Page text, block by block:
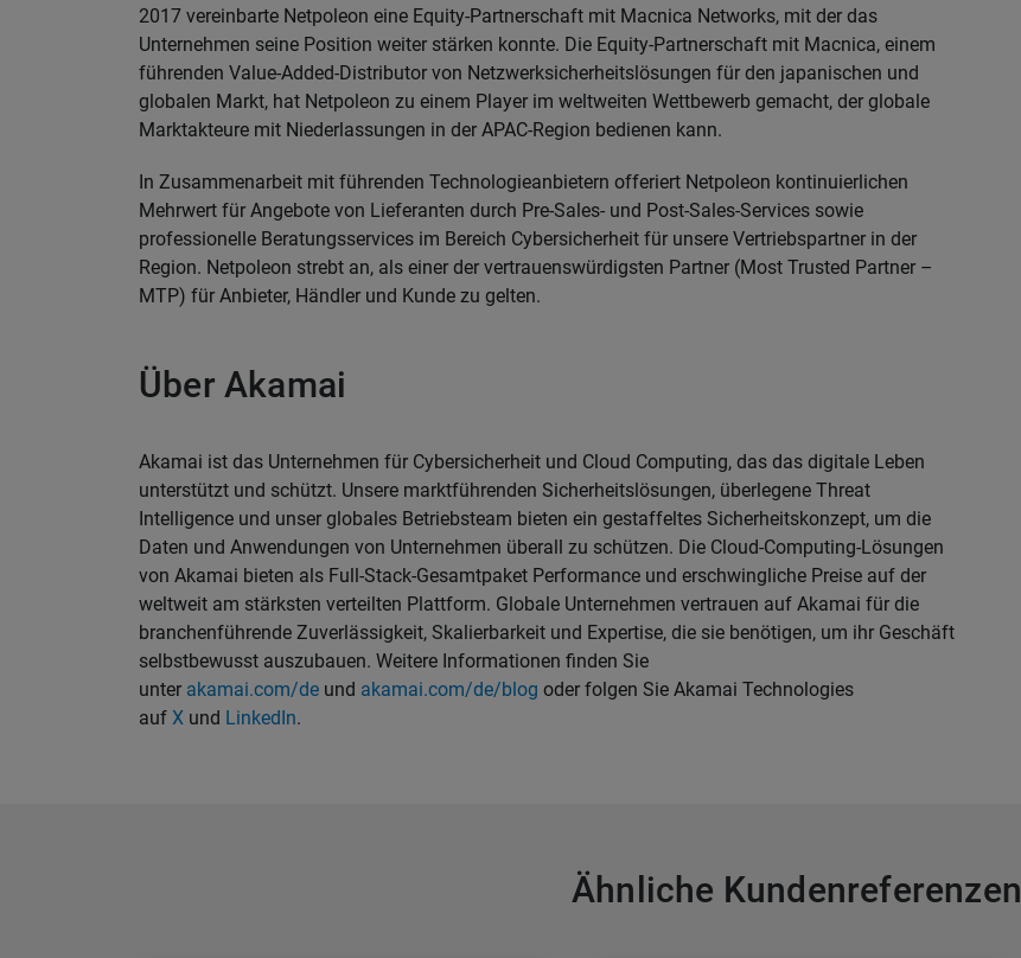
2017 vereinbarte Netpoleon eine Equity-Partnerschaft mit Macnica Networks, mit der das
Unternehmen seine Position weiter stärken konnte. Die Equity-Partnerschaft mit Macnica, einem
führenden Value-Added-Distributor von Netzwerksicherheitslösungen für den japanischen und
globalen Markt, hat Netpoleon zu einem Player im weltweiten Wettbewerb gemacht, der globale
Marktakteure mit Niederlassungen in der APAC-Region bedienen kann.
In Zusammenarbeit mit führenden Technologieanbietern offeriert Netpoleon kontinuierlichen
Mehrwert für Angebote von Lieferanten durch Pre-Sales- und Post-Sales-Services sowie
professionelle Beratungsservices im Bereich Cybersicherheit für unsere Vertriebspartner in der
Region. Netpoleon strebt an, als einer der vertrauenswürdigsten Partner (Most Trusted Partner –
MTP) für Anbieter, Händler und Kunde zu gelten.
Über Akamai
Akamai ist das Unternehmen für Cybersicherheit und Cloud Computing, das das digitale Leben
unterstützt und schützt. Unsere marktführenden Sicherheitslösungen, überlegene Threat
Intelligence und unser globales Betriebsteam bieten ein gestaffeltes Sicherheitskonzept, um die
Daten und Anwendungen von Unternehmen überall zu schützen. Die Cloud-Computing-Lösungen
von Akamai bieten als Full-Stack-Gesamtpaket Performance und erschwingliche Preise auf der
weltweit am stärksten verteilten Plattform. Globale Unternehmen vertrauen auf Akamai für die
branchenführende Zuverlässigkeit, Skalierbarkeit und Expertise, die sie benötigen, um ihr Geschäft
selbstbewusst auszubauen. Weitere Informationen finden Sie
unter akamai.com/de und akamai.com/de/blog oder folgen Sie Akamai Technologies
auf X und LinkedIn.
Ähnliche Kundenreferenzen